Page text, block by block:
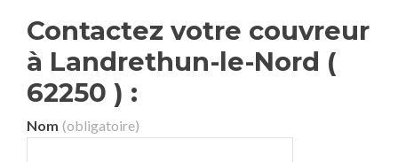
Contactez votre couvreur
à Landrethun-le-Nord (
62250 ) :
Nom (obligatoire)